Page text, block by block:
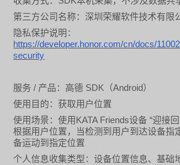
第三方公司名称：深圳荣耀软件技术有限
隐私保护说明：
https://developer.honor.com/cn/docs/
security
服务 / 产品：高德 SDK （Android）
使用目的：获取用户位置
使用场景：使用 KATA Friends设备“迎接
根据用户位置，当检测到用户到达设备指
备运动到指定位置
个人信息收集类型：设备位置信息、基础